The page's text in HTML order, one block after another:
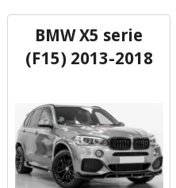
BMW X5 serie
(F15) 2013-2018